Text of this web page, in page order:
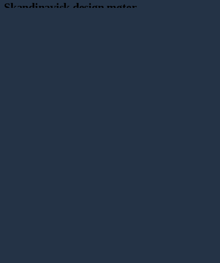
Skandinavisk design møter